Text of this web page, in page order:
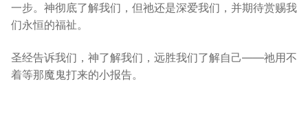
一步。神彻底了解我们，但祂还是深爱我们，并期待赏赐我
们永恒的福祉。
圣经告诉我们，神了解我们，远胜我们了解自己——祂用不
着等那魔鬼打来的小报告。